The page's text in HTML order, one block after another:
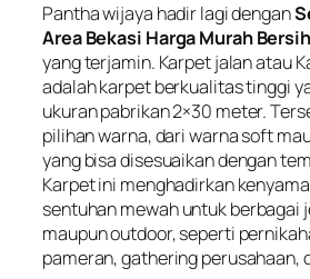
Pantha wijaya hadir lagi dengan
Area Bekasi Harga Murah Bersih
yang terjamin. Karpet jalan atau
adalah karpet berkualitas tinggi
ukuran pabrikan 2×30 meter.
pilihan warna, dari warna soft
yang bisa disesuaikan dengan
Karpet ini menghadirkan
sentuhan mewah untuk berbagai
maupun outdoor, seperti
pameran, gathering perusahaan,